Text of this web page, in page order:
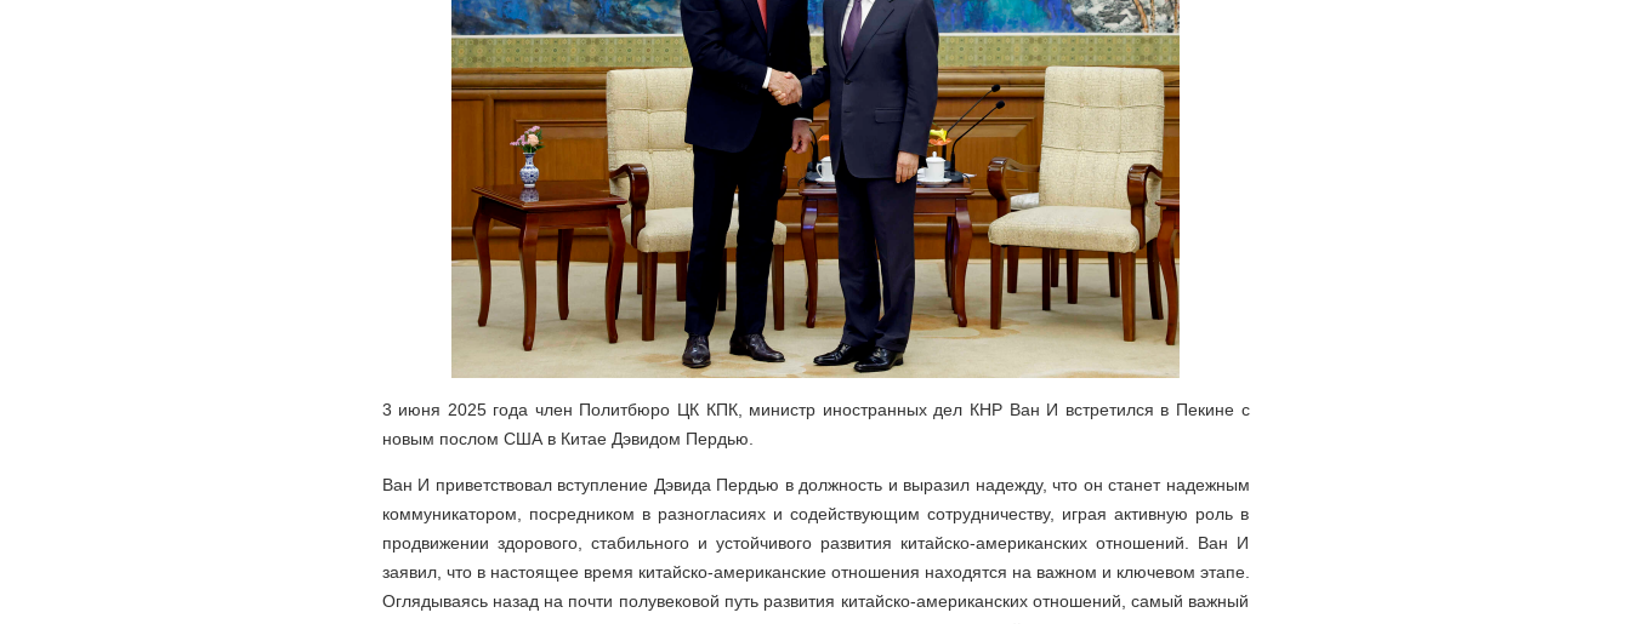
3 июня 2025 года член Политбюро ЦК КПК, министр иностранных дел КНР Ван И встретился в Пекине с
новым послом США в Китае Дэвидом Пердью.
Ван И приветствовал вступление Дэвида Пердью в должность и выразил надежду, что он станет надежным
коммуникатором, посредником в разногласиях и содействующим сотрудничеству, играя активную роль в
продвижении здорового, стабильного и устойчивого развития китайско-американских отношений. Ван И
заявил, что в настоящее время китайско-американские отношения находятся на важном и ключевом этапе.
Оглядываясь назад на почти полувековой путь развития китайско-американских отношений, самый важный